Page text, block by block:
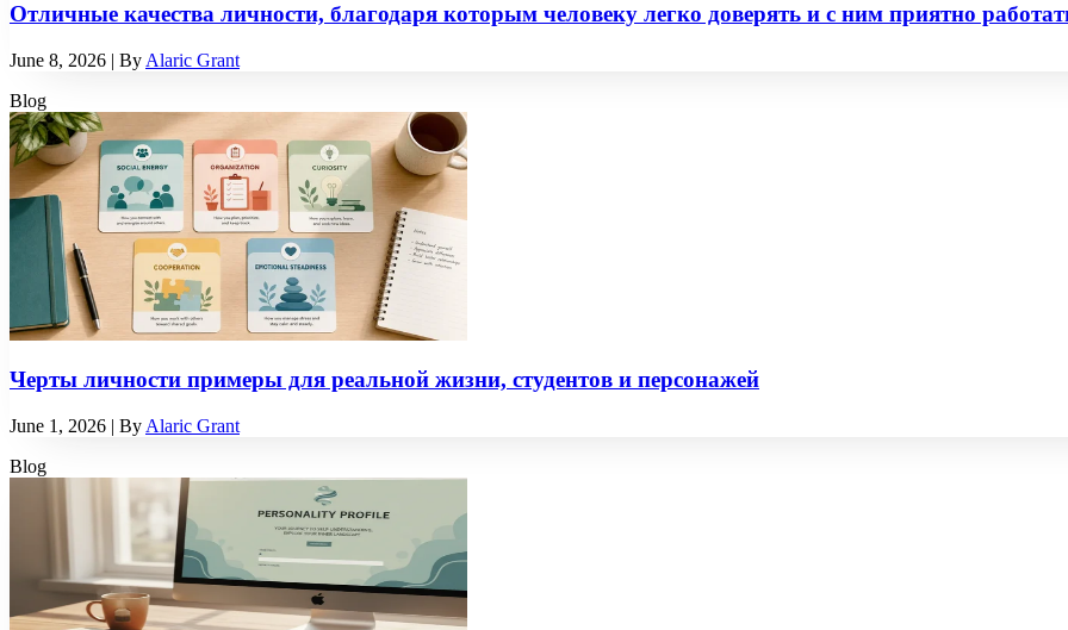
Отличные качества личности, благодаря которым человеку легко доверять и с ним приятно
June 8, 2026 | By Alaric Grant
Blog
Черты личности примеры для реальной жизни, студентов и персонажей
June 1, 2026 | By Alaric Grant
Blog